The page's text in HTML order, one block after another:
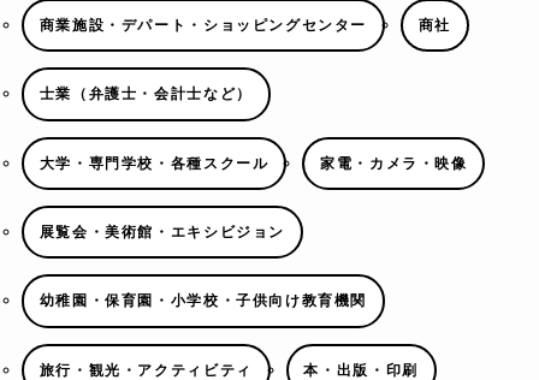
商業施設・デパート・ショッピングセンター 商社
士業（弁護士・会計士など）
大学・専門学校・各種スクール 家電・カメラ・映像
展覧会・美術館・エキシビジョン
幼稚園・保育園・小学校・子供向け教育機関
旅行・観光・アクティビティ 本・出版・印刷